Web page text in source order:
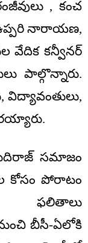
, కంచ
ఉప్పరి నారాయణ,
వేదిక కన్వీనర్
పాల్గొన్నారు.
సమాజం
కోసం పోరాటం
ఫలితాలు
బీసీ-ఏలోకి